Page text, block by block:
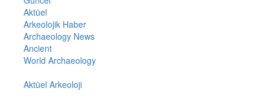
Aktüel
Arkeolojik Haber
Archaeology News
Ancient
World Archaeology
Aktüel Arkeoloji